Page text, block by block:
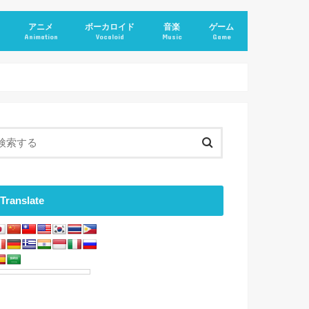
アニメ
Animation
ボーカロイド
Vocaloid
音楽
Music
ゲーム
Game
Translate